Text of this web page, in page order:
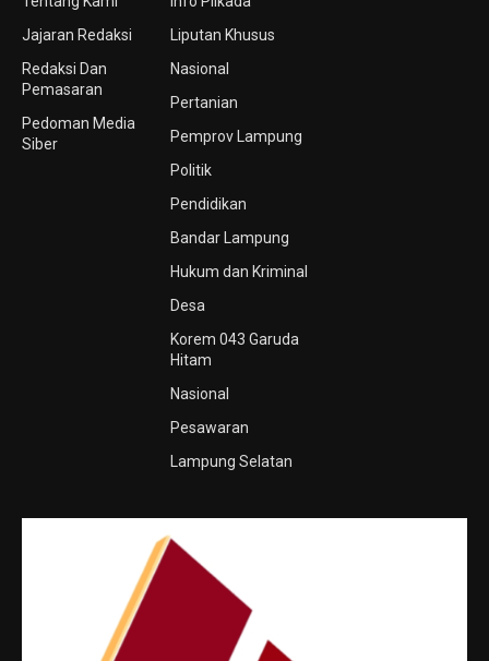
Jajaran Redaksi
Redaksi Dan
Pemasaran
Pedoman Media
Siber
Liputan Khusus
Nasional
Pertanian
Pemprov Lampung
Politik
Pendidikan
Bandar Lampung
Hukum dan Kriminal
Desa
Korem 043 Garuda
Hitam
Nasional
Pesawaran
Lampung Selatan